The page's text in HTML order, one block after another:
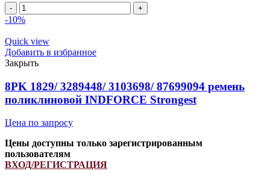
Ремень
544166.0/
INDFORCE
quantity
-10%
Quick view
Добавить в избранное
Закрыть
8PK 1829/ 3289448/ 3103698/ 87699094 ремень
поликлиновой INDFORCE Strongest
Цена по запросу
Цены доступны только зарегистрированным
пользователям
ВХОД/РЕГИСТРАЦИЯ